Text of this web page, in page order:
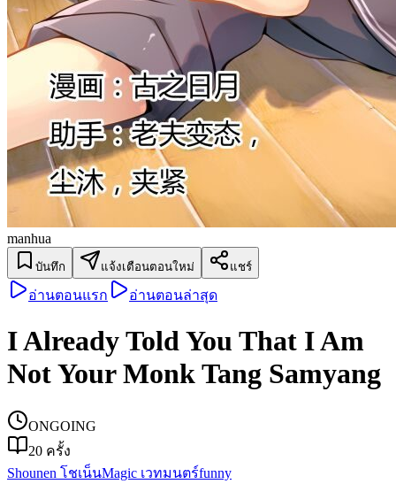
manhua
บันทึก แจ้งเตือนตอนใหม่ แชร์
อ่านตอนแรก อ่านตอนล่าสุด
I Already Told You That I Am
Not Your Monk Tang Samyang
ONGOING
20 ครั้ง
Shounen โชเน็นMagic เวทมนตร์funny